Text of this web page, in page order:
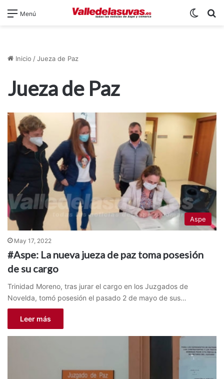
Menú
Inicio /Jueza de Paz
Jueza de Paz
Aspe
May 17, 2022
#Aspe: La nueva jueza de paz toma posesión
de su cargo
Trinidad Moreno, tras jurar el cargo en los Juzgados de
Novelda, tomó posesión el pasado 2 de mayo de sus…
Leer más